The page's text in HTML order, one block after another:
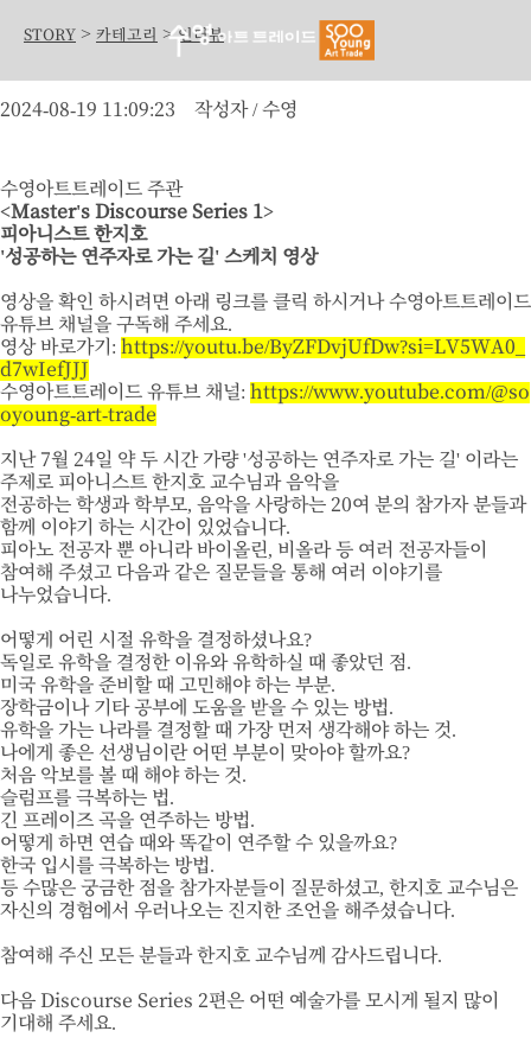
STORY > 카테고리 >인터뷰
2024-08-19 11:09:23 작성자 / 수영
수영아트트레이드 주관
<Master's Discourse Series 1>
피아니스트 한지호
'성공하는 연주자로 가는 길' 스케치 영상
영상을 확인 하시려면 아래 링크를 클릭 하시거나 수영아트트레이드
유튜브 채널을 구독해 주세요.
영상 바로가기: https://youtu.be/ByZFDvjUfDw?si=LV5WA0_
d7wIefJJJ
수영아트트레이드 유튜브 채널: https://www.youtube.com/@so
oyoung-art-trade
지난 7월 24일 약 두 시간 가량 '성공하는 연주자로 가는 길' 이라는
주제로 피아니스트 한지호 교수님과 음악을
전공하는 학생과 학부모, 음악을 사랑하는 20여 분의 참가자 분들과
함께 이야기 하는 시간이 있었습니다.
피아노 전공자 뿐 아니라 바이올린, 비올라 등 여러 전공자들이
참여해 주셨고 다음과 같은 질문들을 통해 여러 이야기를
나누었습니다.
어떻게 어린 시절 유학을 결정하셨나요?
독일로 유학을 결정한 이유와 유학하실 때 좋았던 점.
미국 유학을 준비할 때 고민해야 하는 부분.
장학금이나 기타 공부에 도움을 받을 수 있는 방법.
유학을 가는 나라를 결정할 때 가장 먼저 생각해야 하는 것.
나에게 좋은 선생님이란 어떤 부분이 맞아야 할까요?
처음 악보를 볼 때 해야 하는 것.
슬럼프를 극복하는 법.
긴 프레이즈 곡을 연주하는 방법.
어떻게 하면 연습 때와 똑같이 연주할 수 있을까요?
한국 입시를 극복하는 방법.
등 수많은 궁금한 점을 참가자분들이 질문하셨고, 한지호 교수님은
자신의 경험에서 우러나오는 진지한 조언을 해주셨습니다.
참여해 주신 모든 분들과 한지호 교수님께 감사드립니다.
다음 Discourse Series 2편은 어떤 예술가를 모시게 될지 많이
기대해 주세요.